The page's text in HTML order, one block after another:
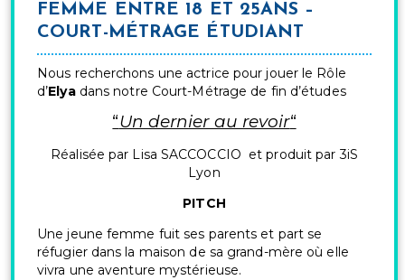
FEMME ENTRE 18 ET 25ANS –
COURT-MÉTRAGE ÉTUDIANT
Nous recherchons une actrice pour jouer le Rôle
d’Elyadans notre Court-Métrage de fin d’études
“Un dernier au revoir“
Réalisée par Lisa SACCOCCIO et produit par 3iS
Lyon
PITCH
Une jeune femme fuit ses parents et part se
réfugier dans la maison de sa grand-mère où elle
vivra une aventure mystérieuse.